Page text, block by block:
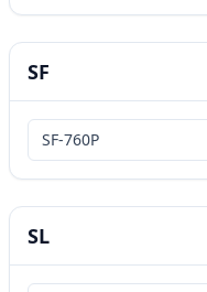
SF
SF-760P
SL